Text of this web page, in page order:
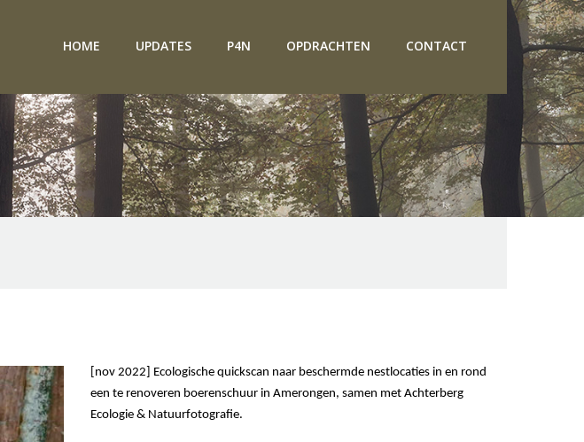
HOME UPDATES P4N OPDRACHTEN CONTACT
[nov 2022] Ecologische quickscan naar beschermde nestlocaties in en rond
een te renoveren boerenschuur in Amerongen, samen met Achterberg
Ecologie & Natuurfotografie.